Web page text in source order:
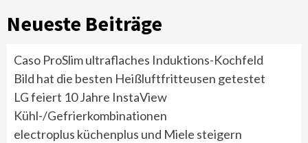
Neueste Beiträge
Caso ProSlim ultraflaches Induktions-Kochfeld
Bild hat die besten Heißluftfritteusen getestet
LG feiert 10 Jahre InstaView
Kühl-/Gefrierkombinationen
electroplus küchenplus und Miele steigern